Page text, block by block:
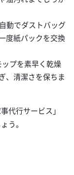
動でダストバッグ
度紙パックを交換
プを素早く乾燥
、清潔さを保ちま
代行サービス」
う。